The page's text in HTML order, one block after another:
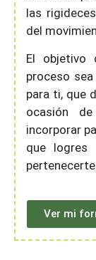
las
del
El objetivo
proceso
para ti, que
ocasión
incorporar
que logres
Ver mi